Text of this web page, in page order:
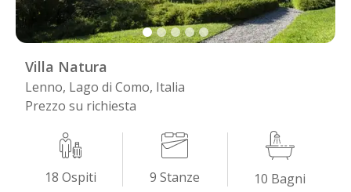
Villa Natura
Lenno, Lago di Como, Italia
Prezzo su richiesta
18 Ospiti 9 Stanze 10 Bagni